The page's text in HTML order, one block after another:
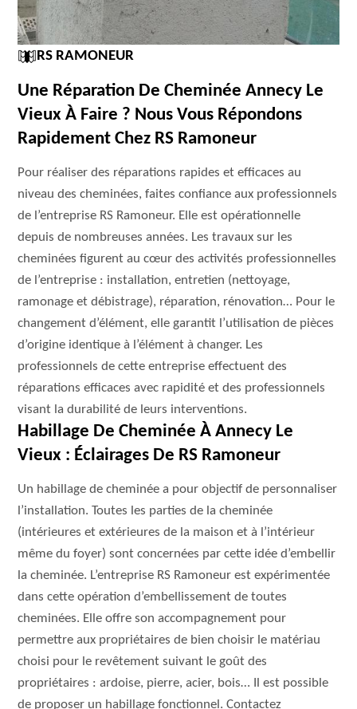
RS RAMONEUR
Une Réparation De Cheminée Annecy Le
Vieux À Faire ? Nous Vous Répondons
Rapidement Chez RS Ramoneur
Pour réaliser des réparations rapides et efficaces au
niveau des cheminées, faites confiance aux professionnels
de l’entreprise RS Ramoneur. Elle est opérationnelle
depuis de nombreuses années. Les travaux sur les
cheminées figurent au cœur des activités professionnelles
de l’entreprise : installation, entretien (nettoyage,
ramonage et débistrage), réparation, rénovation… Pour le
changement d’élément, elle garantit l’utilisation de pièces
d’origine identique à l’élément à changer. Les
professionnels de cette entreprise effectuent des
réparations efficaces avec rapidité et des professionnels
visant la durabilité de leurs interventions.
Habillage De Cheminée À Annecy Le
Vieux : Éclairages De RS Ramoneur
Un habillage de cheminée a pour objectif de personnaliser
l’installation. Toutes les parties de la cheminée
(intérieures et extérieures de la maison et à l’intérieur
même du foyer) sont concernées par cette idée d’embellir
la cheminée. L’entreprise RS Ramoneur est expérimentée
dans cette opération d’embellissement de toutes
cheminées. Elle offre son accompagnement pour
permettre aux propriétaires de bien choisir le matériau
choisi pour le revêtement suivant le goût des
propriétaires : ardoise, pierre, acier, bois… Il est possible
de proposer un habillage fonctionnel. Contactez